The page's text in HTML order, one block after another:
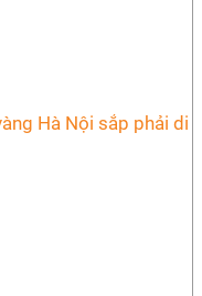
Hà Nội sắp phải di